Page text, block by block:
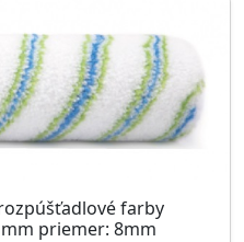
rozpúšťadlové farby
priemer: 8mm